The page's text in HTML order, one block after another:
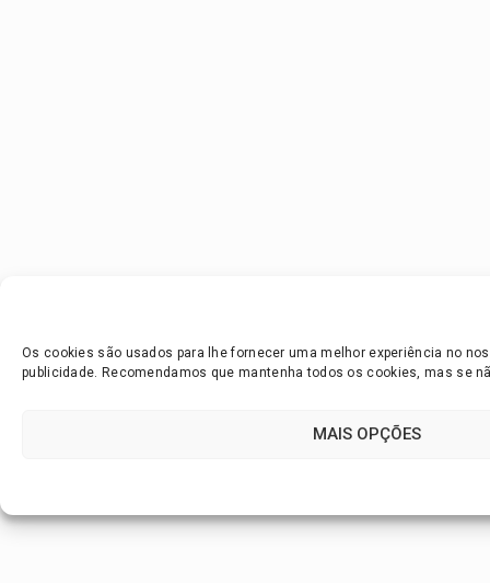
Os cookies são usados para lhe fornecer uma melhor experiência no
publicidade. Recomendamos que mantenha todos os cookies, mas se
MAIS OPÇÕES